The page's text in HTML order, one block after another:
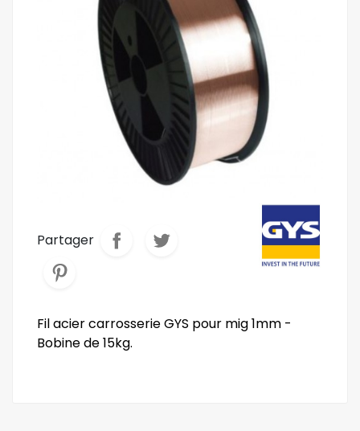
Partager
Fil acier carrosserie GYS pour mig 1mm -
Bobine de 15kg.